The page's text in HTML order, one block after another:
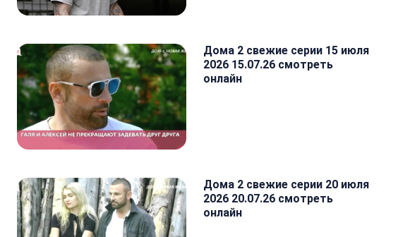
Дома 2 свежие серии 15 июля
2026 15.07.26 смотреть
онлайн
Дома 2 свежие серии 20 июля
2026 20.07.26 смотреть
онлайн